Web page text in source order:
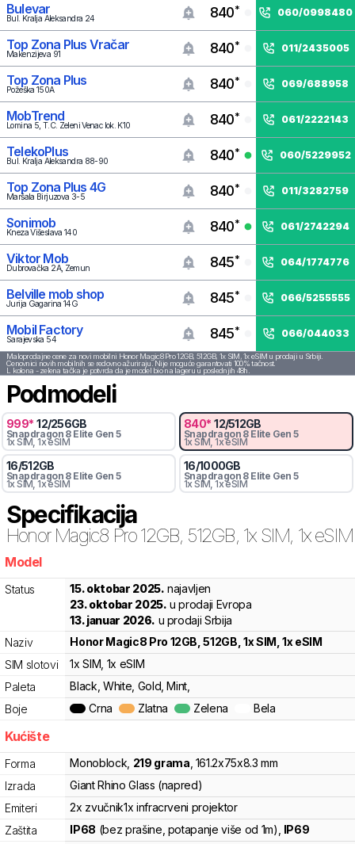
Bulevar
Bul. Kralja Aleksandra 24 840* 060/0998480
Top Zona Plus Vračar
Makenzijeva 91 840* 011/2435005
Top Zona Plus
Požeška 150A 840* 069/688958
MobTrend
Lomina 5, T.C. Zeleni Venac lok. K10 840* 061/2222143
TelekoPlus
Bul. Kralja Aleksandra 88-90 840* 060/5229952
Top Zona Plus 4G
Maršala Birjuzova 3-5 840* 011/3282759
Sonimob
Kneza Višeslava 140 840* 061/2742294
Viktor Mob
Dubrovačka 2A, Zemun 845* 064/1774776
Belville mob shop
Jurija Gagarina 14G 845* 066/5255555
Mobil Factory
Sarajevska 54 845* 066/044033
Maloprodajne cene za novi mobilni Honor Magic8 Pro 12GB, 512GB, 1x SIM, 1x eSIM u prodaji u Srbiji.
Cenovnici novih mobilnih se redovno ažuriraju. Nije moguće garantovati 100% tačnost.
L kolona - zelena tačka je potvrda da je model bio na lageru u poslednjih 48h.
Podmodeli
999* 12/256GB
Snapdragon 8 Elite Gen 5
1x SIM, 1x eSIM
840* 12/512GB
Snapdragon 8 Elite Gen 5
1x SIM, 1x eSIM
16/512GB
Snapdragon 8 Elite Gen 5
1x SIM, 1x eSIM
16/1000GB
Snapdragon 8 Elite Gen 5
1x SIM, 1x eSIM
Specifikacija
Honor Magic8 Pro 12GB, 512GB, 1x SIM, 1x eSIM
Model
Status 15. oktobar 2025. najavljen
23. oktobar 2025. u prodaji Evropa
13. januar 2026. u prodaji Srbija
Naziv
HonorMagic8 Pro 12GB, 512GB, 1x SIM, 1x eSIM
SIM slotovi
1x SIM , 1x eSIM
Paleta
Black, White, Gold, Mint,
Boje
Crna Zlatna Zelena Bela
Kućište
Forma Monoblock 219 grama 161.2x75x8.3 mm
Izrada
Giant Rhino Glass (napred)
Emiteri
2x zvučnik1x infracrveni projektor
Zaštita
IP68 (bez prašine, potapanje više od 1m) IP69